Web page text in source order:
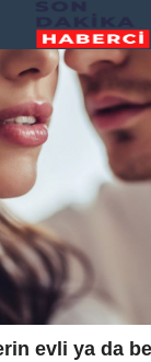
evli ya da